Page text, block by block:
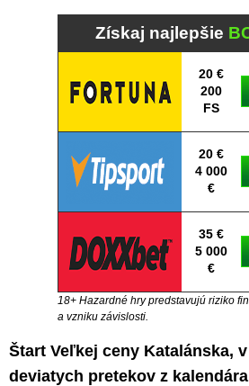
Získaj najlepšie
20 €
200
FS
20 €
4 000
€
35 €
5 000
€
18+ Hazardné hry predstavujú riziko
a vzniku závislosti.
Štart Veľkej ceny Katalánska,
deviatych pretekov z kalendára